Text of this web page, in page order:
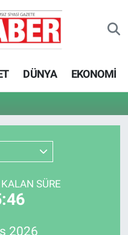
DÜNYA EKONOMİ
SÜRE
2026
Haritası
Fikstür